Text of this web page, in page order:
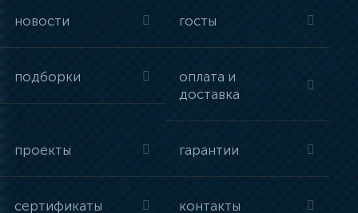
новости госты
подборки
оплата и
доставка
проекты гарантии
сертификаты контакты